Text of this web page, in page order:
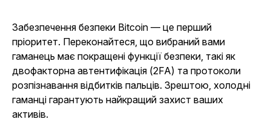
Забезпечення безпеки Bitcoin — це перший
пріоритет. Переконайтеся, що вибраний вами
гаманець має покращені функції безпеки, такі як
двофакторна автентифікація (2FA) та протоколи
розпізнавання відбитків пальців. Зрештою, холодні
гаманці гарантують найкращий захист ваших
активів.